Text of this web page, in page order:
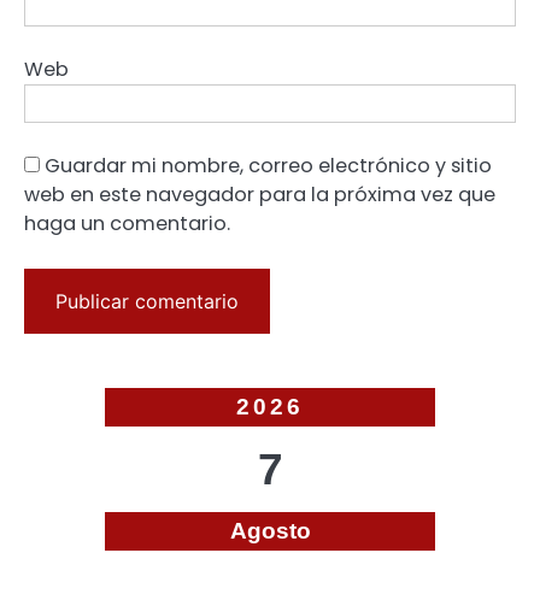
Web
Guardar mi nombre, correo electrónico y sitio
web en este navegador para la próxima vez que
haga un comentario.
2026
7
Agosto